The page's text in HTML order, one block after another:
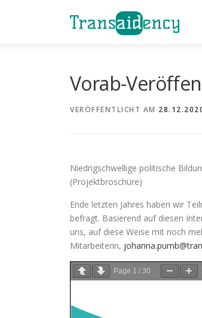
Vorab-
VERÖFFENTLICHT AM
Niedrigschwellige politische
(Projektbroschüre)
Ende letzten Jahres haben wir
befragt. Basierend auf diesen
uns, auf diese Weise mit noch
Mitarbeiterin,
Page 1 / 30